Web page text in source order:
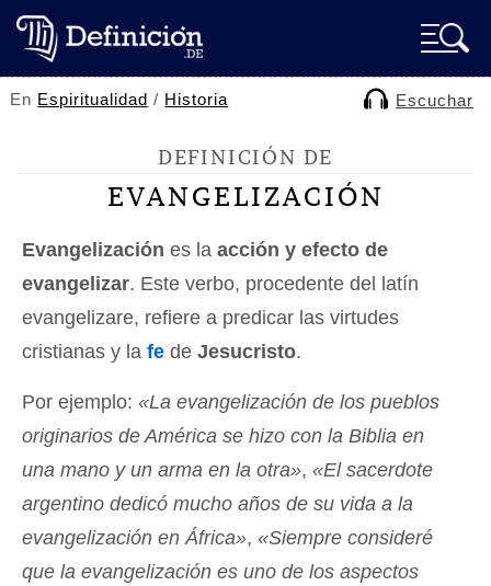
En Espiritualidad / Historia Escuchar
DEFINICIÓN DE
EVANGELIZACIÓN
Evangelización es la acción y efecto de
evangelizar. Este verbo, procedente del latín
evangelizare, refiere a predicar las virtudes
cristianas y la fe de Jesucristo.
Por ejemplo: «La evangelización de los pueblos
originarios de América se hizo con la Biblia en
una mano y un arma en la otra», «El sacerdote
argentino dedicó mucho años de su vida a la
evangelización en África», «Siempre consideré
que la evangelización es uno de los aspectos